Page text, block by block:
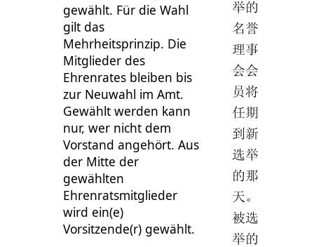
gewählt. Für die Wahl
gilt das
Mehrheitsprinzip. Die
Mitglieder des
Ehrenrates bleiben bis
zur Neuwahl im Amt.
Gewählt werden kann
nur, wer nicht dem
Vorstand angehört. Aus
der Mitte der
gewählten
Ehrenratsmitglieder
wird ein(e)
Vorsitzende(r) gewählt.
举的
名誉
理事
会会
员将
任期
到新
选举
的那
天。
被选
举的